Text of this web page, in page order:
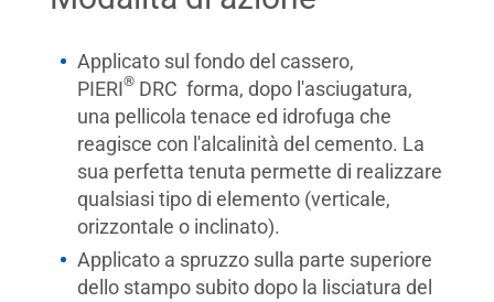
Applicato sul fondo del cassero,
PIERI® DRC forma, dopo l'asciugatura,
una pellicola tenace ed idrofuga che
reagisce con l'alcalinità del cemento. La
sua perfetta tenuta permette di realizzare
qualsiasi tipo di elemento (verticale,
orizzontale o inclinato).
Applicato a spruzzo sulla parte superiore
dello stampo subito dopo la lisciatura del